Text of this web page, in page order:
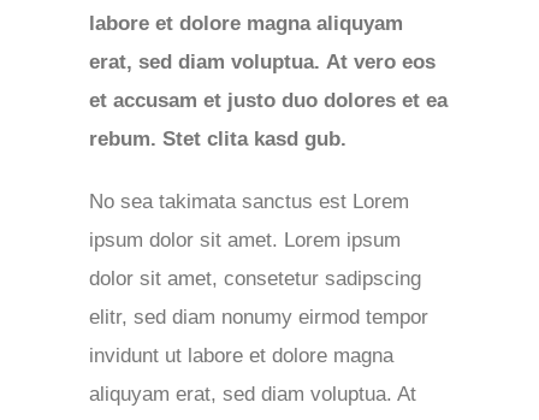
labore et dolore magna aliquyam
erat, sed diam voluptua. At vero eos
et accusam et justo duo dolores et ea
rebum. Stet clita kasd gub.
No sea takimata sanctus est Lorem
ipsum dolor sit amet. Lorem ipsum
dolor sit amet, consetetur sadipscing
elitr, sed diam nonumy eirmod tempor
invidunt ut labore et dolore magna
aliquyam erat, sed diam voluptua. At